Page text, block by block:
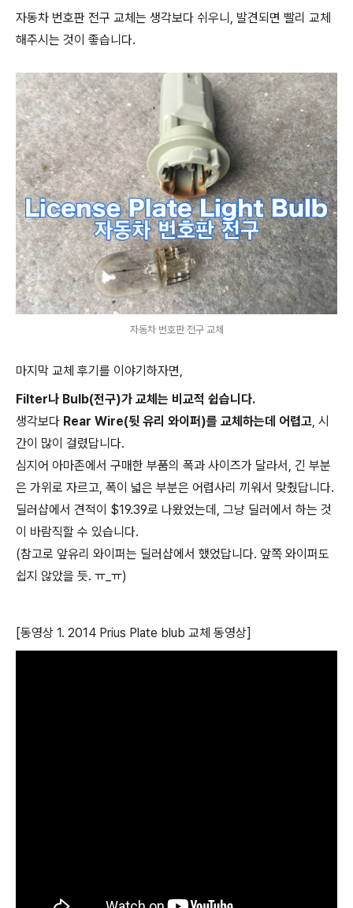
자동차 번호판 전구 교체는 생각보다 쉬우니, 발견되면 빨리 교체
해주시는 것이 좋습니다.
자동차 번호판 전구 교체
마지막 교체 후기를 이야기하자면,
Filter나 Bulb(전구)가 교체는 비교적 쉽습니다.
생각보다 Rear Wire(뒷 유리 와이퍼)를 교체하는데 어렵고 , 시
간이 많이 걸렸답니다.
심지어 아마존에서 구매한 부품의 폭과 사이즈가 달라서, 긴 부분
은 가위로 자르고, 폭이 넓은 부분은 어렵사리 끼워서 맞췄답니다.
딜러샵에서 견적이 $19.39로 나왔었는데, 그냥 딜러에서 하는 것
이 바람직할 수 있습니다.
(참고로 앞유리 와이퍼는 딜러샵에서 했었답니다. 앞쪽 와이퍼도
쉽지 않았을 듯. ㅠ_ㅠ)
[동영상 1. 2014 Prius Plate blub 교체 동영상]